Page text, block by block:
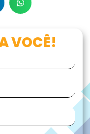
VOCÊ!